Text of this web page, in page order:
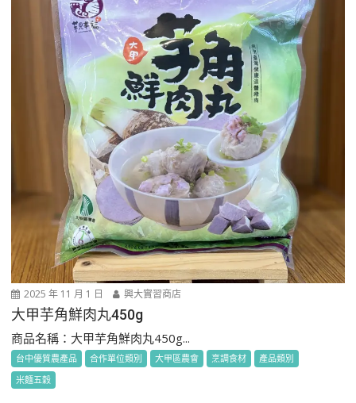
2025 年 11 月 1 日 興大實習商店
大甲芋角鮮肉丸450g
商品名稱：大甲芋角鮮肉丸450g...
台中優質農產品 合作單位類別 大甲區農會 烹調食材
產品類別
米麵五穀